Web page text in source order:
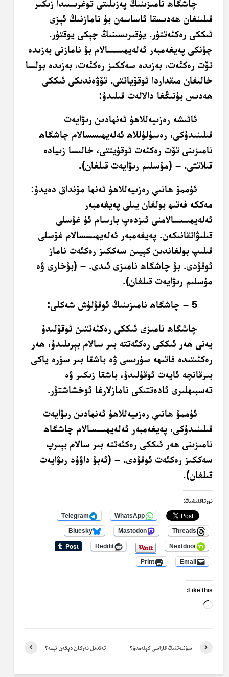
چاشگاھ نامىزىنىڭ پەزىلىتى توغرىسىدا زىكىر
قىلىنغان ھەدىسقا ئاساسەن بۇ نامازنىڭ ئېزى
ئىككى رەكئەتتۇر. يۇقىرىسىنىڭ چېكى يوقتۇر.
چۈنكى پەيغەمبەر ئەلەيھىسسالام بۇ نامازنى بەزىدە
تۆت رەكئەت، بەزىدە سەككىز رەكئەت، بەزىدە بولسا
خالىغان مىقداردا ئوقۇياتتى. تۆۋەندىكى ئىككى
ھەدىس بۇنىڭغا دالالەت قىلىدۇ:
ئائىشە رەزىيەللاھۇ ئەنھادىن رىۋايەت
قىلىنىدۇكى، رەسۇلۇللاھ ئەلەيھىسسالام چاشگاھ
نامىزىنى تۆت رەكئەت ئوقۇيتتى، خالىسا زىيادە
قىلاتتى. – (مۇسلىم رىۋايەت قىلغان).
ئۇممۇ ھانىي رەزىيەللاھۇ ئەنھا مۇنداق دەيدۇ:
مەككە فەتىھ بولغان يىلى پەيغەمبەر
ئەلەيھىسسالامنى ئىزدەپ بارسام ئۇ غۇسلى
قىلىۋاتقانىكەن. پەيغەمبەر ئەلەيھىسسالام غۇسلى
قىلىپ بولغاندىن كېيىن سەككىز رەكئەت ناماز
ئوقۇدى. بۇ چاشگاھ نامىزى ئىدى. – (بۇخارى ۋە
مۇسلىم رىۋايەت قىلغان).
5 – چاشگاھ نامىزىنىڭ ئوقۇلۇش شەكلى:
چاشگاھ نامىزى ئىككى رەكئەتتىن ئوقۇلىدۇ
يەنى ھەر ئىككى رەكئەتتە بىر سالام بېرىلىدۇ، ھەر
رەكئىتىدە فاتىھە سۈرىسى ۋە باشقا بىر سۈرە ياكى
بىرقانچە ئايەت ئوقۇلىدۇ، باشقا زىكىر ۋە
تەسبىھلىرى ئادەتتىكى نامازلارغا ئوخشاشتۇر.
ئۇممۇ ھانىي رەزىيەللاھۇ ئەنھادىن رىۋايەت
قىلىنىدۇكى، پەيغەمبەر ئەلەيھىسسالام چاشگاھ
نامىزىنى ھەر ئىككى رەكئەتتە بىر سالام بېىرپ
سەككىز رەكئەت ئوقۇدى. – (ئەبۇ داۋۇد رىۋايەت
قىلغان).
ئورتاقلىشىڭ:
WhatsApp
Telegram
Threads
Mastodon
Bluesky
Nextdoor
Reddit
Email
Print
Like this:
Loading…
تەئدىل ئەركان دېگەن نېمە؟ سۈننەتنىڭ قازاسى كېلەمدۇ؟